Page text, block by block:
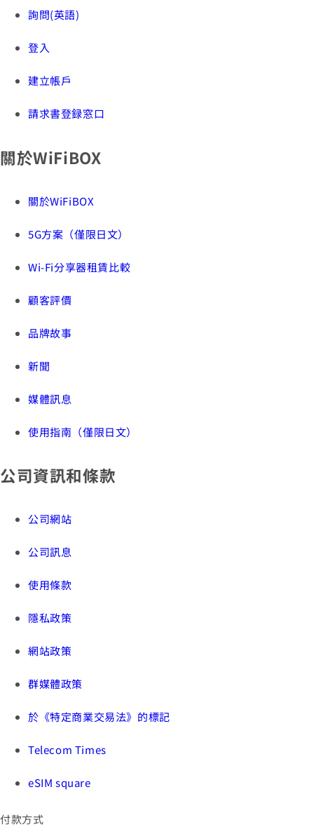
詢問(英語)
登入
建立帳戶
請求書登録窓口
關於WiFiBOX
關於WiFiBOX
5G方案（僅限日文）
Wi-Fi分享器租賃比較
顧客評價
品牌故事
新聞
媒體訊息
使用指南（僅限日文）
公司資訊和條款
公司網站
公司訊息
使用條款
隱私政策
網站政策
群媒體政策
於《特定商業交易法》的標記
Telecom Times
eSIM square
付款方式